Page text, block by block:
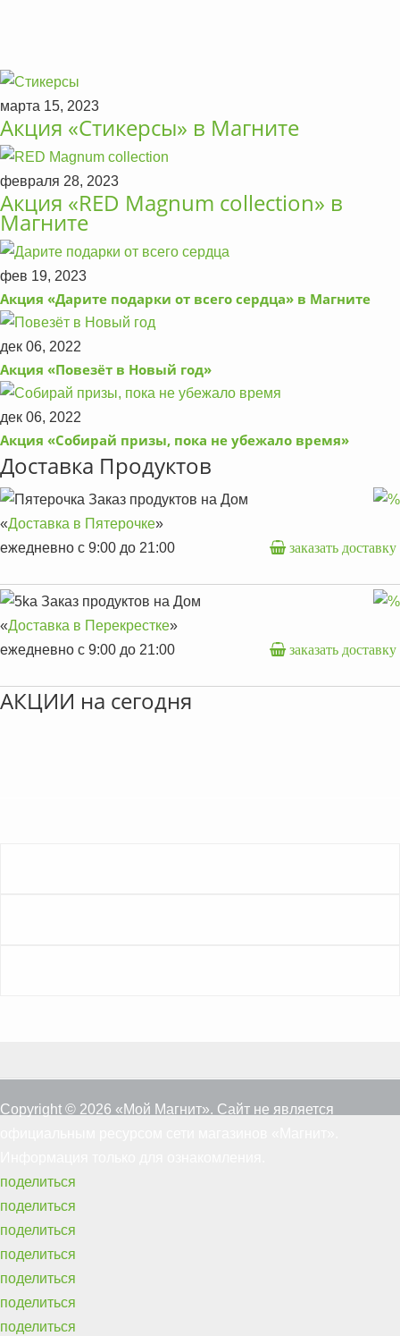
марта 15, 2023
Акция «Стикерсы» в Магните
февраля 28, 2023
Акция «RED Magnum collection» в
Магните
фев 19, 2023
Акция «Дарите подарки от всего сердца» в Магните
дек 06, 2022
Акция «Повезёт в Новый год»
дек 06, 2022
Акция «Собирай призы, пока не убежало время»
Доставка Продуктов
Заказ продуктов на Дом
«Доставка в Пятерочке»
ежедневно с 9:00 до 21:00
заказать доставку
Заказ продуктов на Дом
«Доставка в Перекрестке»
ежедневно с 9:00 до 21:00
заказать доставку
АКЦИИ на сегодня
Copyright © 2026 «Мой Магнит». Сайт не является
поделиться
поделиться
поделиться
поделиться
поделиться
поделиться
поделиться